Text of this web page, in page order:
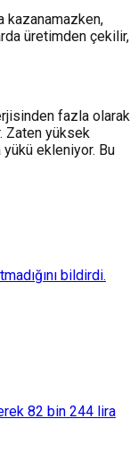
kazanamazken,
üretimden çekilir,
fazla olarak
Zaten yüksek
ekleniyor. Bu
bildirdi.
82 bin 244 lira